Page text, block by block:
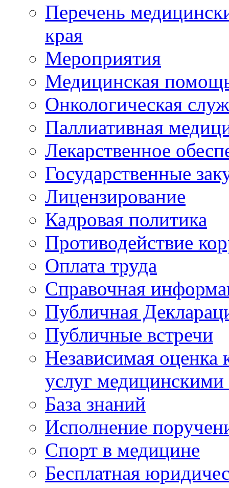
Перечень
края
Мероприятия
Медицинская
Онкологическая
Паллиативная
Лекарственное
Государственные
Лицензирование
Кадровая политика
Противодействие
Оплата труда
Справочная
Публичная
Публичные встречи
Независимая оценка
услуг
База знаний
Исполнение
Спорт в медицине
Бесплатная